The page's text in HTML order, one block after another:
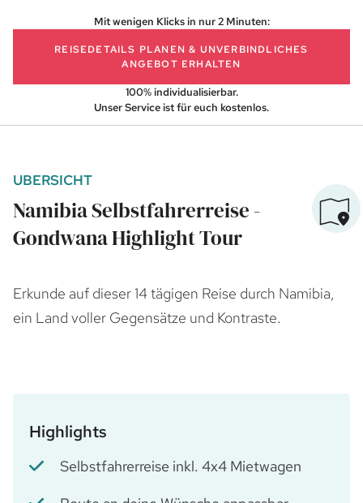
Mit wenigen Klicks in nur 2 Minuten:
REISEDETAILS PLANEN& UNVERBINDLICHES
ANGEBOT ERHALTEN
100% individualisierbar.
Unser Service ist für euch kostenlos.
UBERSICHT
Namibia Selbstfahrerreise -
Gondwana Highlight Tour
Erkunde auf dieser 14 tägigen Reise durch Namibia,
ein Land voller Gegensätze und Kontraste.
Highlights
Selbstfahrerreise inkl. 4x4 Mietwagen